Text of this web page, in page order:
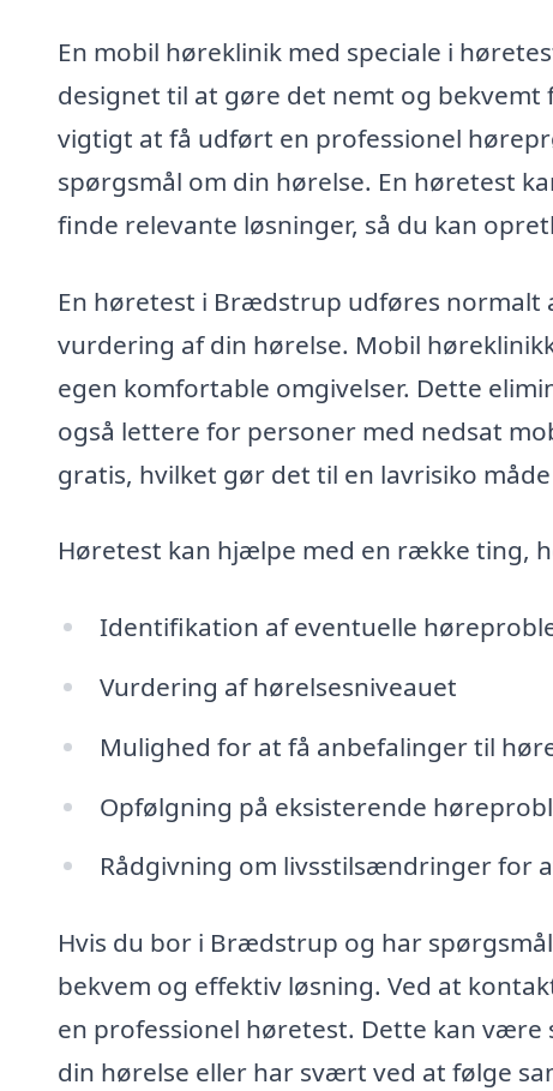
En mobil høreklinik med speciale i
designet til at gøre det nemt og
vigtigt at få udført en professionel
spørgsmål om din hørelse. En høretest
finde relevante løsninger, så du kan
En høretest i Brædstrup udføres normalt
vurdering af din hørelse. Mobil
egen komfortable omgivelser. Dette
også lettere for personer med nedsat
gratis, hvilket gør det til en lavrisiko
Høretest kan hjælpe med en række ting,
Identifikation af eventuelle
Vurdering af hørelsesniveauet
Mulighed for at få anbefalinger til
Opfølgning på eksisterende
Rådgivning om livsstilsændringer for
Hvis du bor i Brædstrup og har
bekvem og effektiv løsning. Ved at
en professionel høretest. Dette kan
din hørelse eller har svært ved at følge